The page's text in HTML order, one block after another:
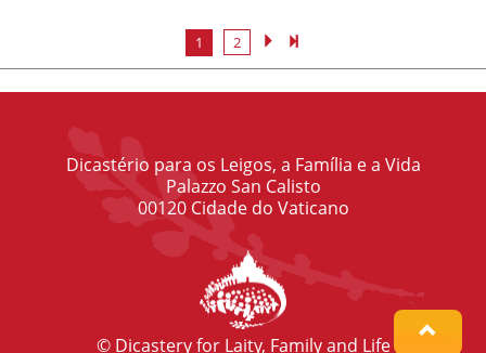
1 2
Dicastério para os Leigos, a Família e a Vida
Palazzo San Calisto
00120 Cidade do Vaticano
© Dicastery for Laity, Family and Life